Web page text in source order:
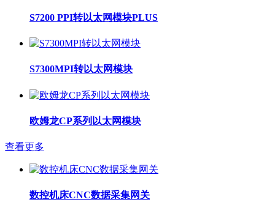
S7200 PPI转以太网模块PLUS
S7300MPI转以太网模块
欧姆龙CP系列以太网模块
查看更多
数控机床CNC数据采集网关